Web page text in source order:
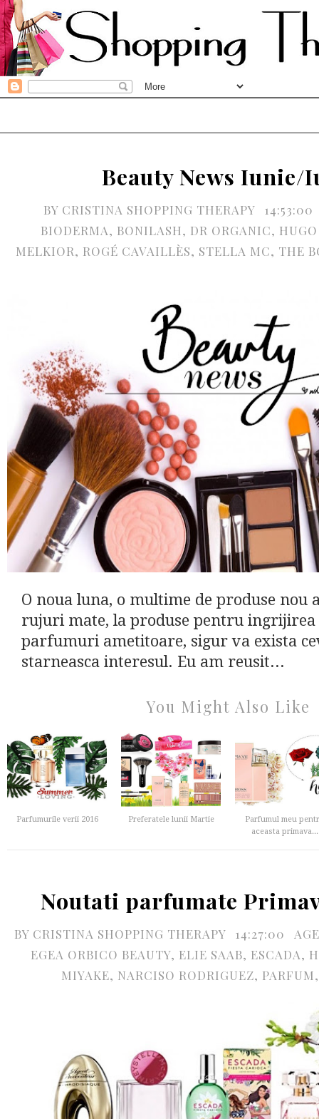
Beauty News Iunie/
BY CRISTINA SHOPPING THERAPY
14:53:00
BIODERMA, BONILASH, DR ORGANIC,
MELKIOR, ROGÉ CAVAILLÈS, STELLA MC, THE
O noua luna, o multime de produse nou
rujuri mate, la produse pentru ingrijirea
parfumuri ametitoare, sigur va exista
starneasca interesul. Eu am reusit...
You Might Also Like
Parfumurile verii 2016 Preferatele lunii Martie
Parfumul meu
aceasta primava...
Noutati parfumate
BY CRISTINA SHOPPING THERAPY 14:27:00
EGEA ORBICO BEAUTY, ELIE SAAB, ESCADA,
MIYAKE, NARCISO RODRIGUEZ, PARFUM